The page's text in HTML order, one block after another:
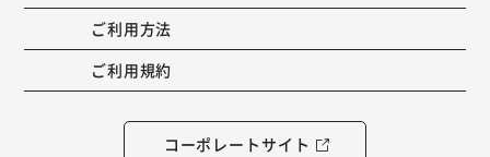
ご利用方法
ご利用規約
コーポレートサイト